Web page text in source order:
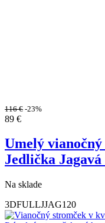
116€ -23%
89 €
Umelý
Jedlička Jagavá
Na sklade
3DFULLJJAG120